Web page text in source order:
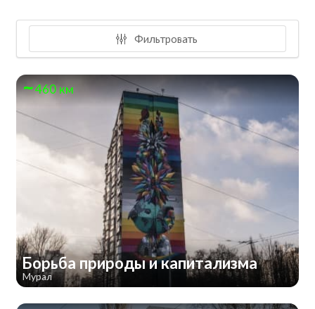
Фильтровать
460 км
Борьба природы и капитализма
Мурал